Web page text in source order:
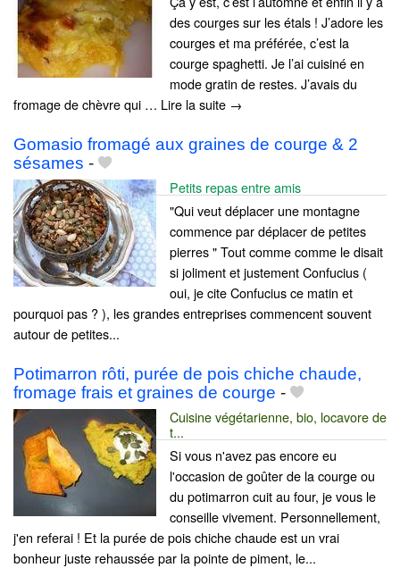
des courges sur les étals ! J’adore les
courges et ma préférée, c’est la
courge spaghetti. Je l’ai cuisiné en
mode gratin de restes. J’avais du
fromage de chèvre qui … Lire la suite →
Gomasio fromagé aux graines de courge & 2
sésames -
Petits repas entre amis
"Qui veut déplacer une montagne
commence par déplacer de petites
pierres " Tout comme comme le disait
si joliment et justement Confucius (
oui, je cite Confucius ce matin et
pourquoi pas ? ), les grandes entreprises commencent souvent
autour de petites...
Potimarron rôti, purée de pois chiche chaude,
fromage frais et graines de courge -
Cuisine végétarienne, bio, locavore de
t...
Si vous n'avez pas encore eu
l'occasion de goûter de la courge ou
du potimarron cuit au four, je vous le
conseille vivement. Personnellement,
j'en referai ! Et la purée de pois chiche chaude est un vrai
bonheur juste rehaussée par la pointe de piment, le...